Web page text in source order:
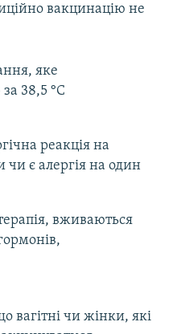
вакцинацію не
яке
38,5 °С
реакція на
є алергія на один
вживаються
чи жінки, які